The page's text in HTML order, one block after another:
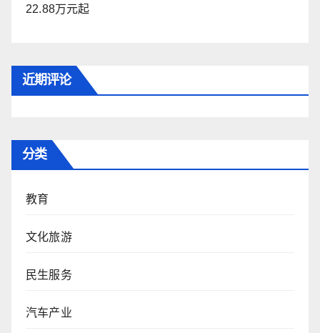
22.88万元起
近期评论
分类
教育
文化旅游
民生服务
汽车产业